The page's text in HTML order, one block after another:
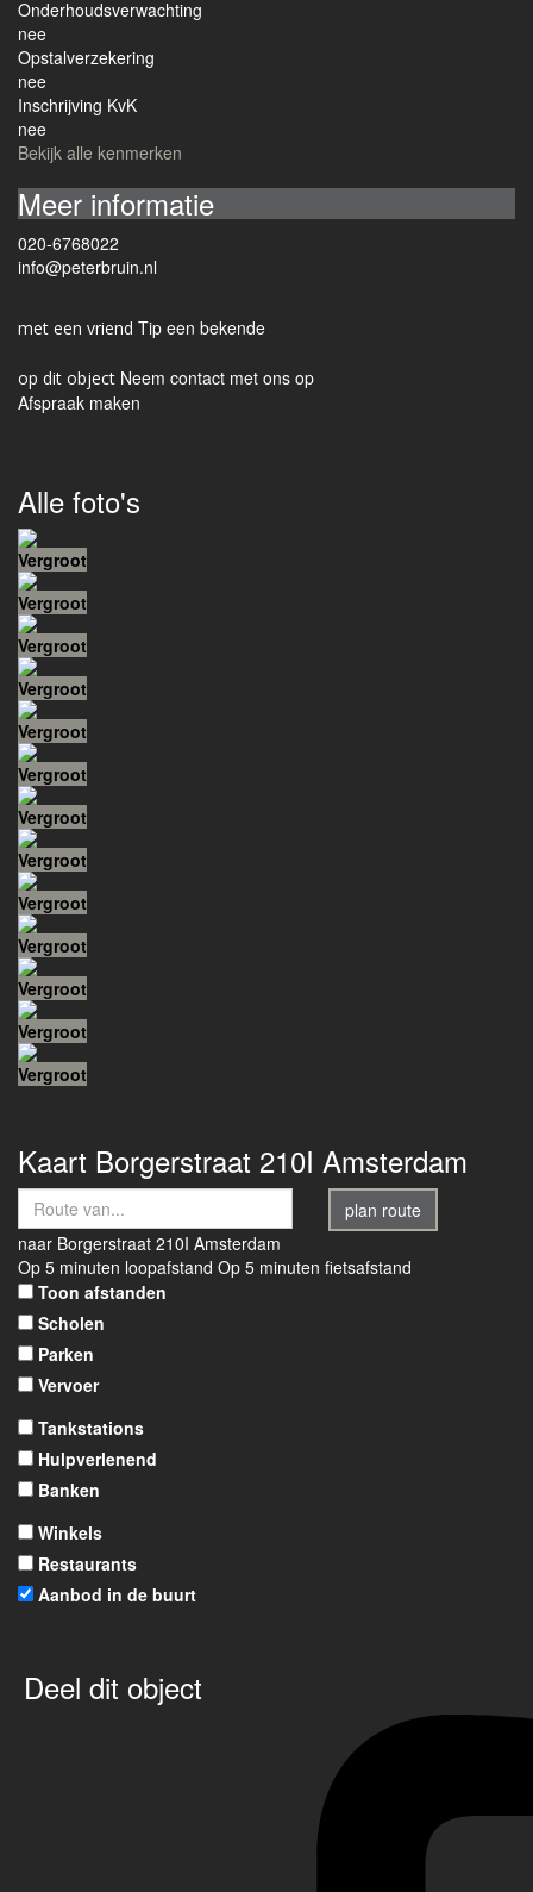
Onderhoudsverwachting
nee
Opstalverzekering
nee
Inschrijving KvK
nee
Bekijk alle kenmerken
Meer informatie
020-6768022
info@peterbruin.nl
Tip een bekende
Neem contact met ons op
Afspraak maken
Alle foto's
Vergroot
Vergroot
Vergroot
Vergroot
Vergroot
Vergroot
Vergroot
Vergroot
Vergroot
Vergroot
Vergroot
Vergroot
Vergroot
Kaart Borgerstraat 210I Amsterdam
plan route
naar Borgerstraat 210I Amsterdam
Op 5 minuten loopafstand Op 5 minuten fietsafstand
Toon afstanden
Scholen
Parken
Vervoer
Tankstations
Hulpverlenend
Banken
Winkels
Restaurants
Aanbod in de buurt
Deel dit object